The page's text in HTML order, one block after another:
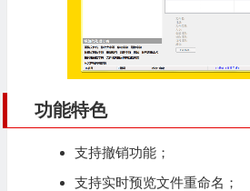
功能特色
支持撤销功能；
支持实时预览文件重命名；